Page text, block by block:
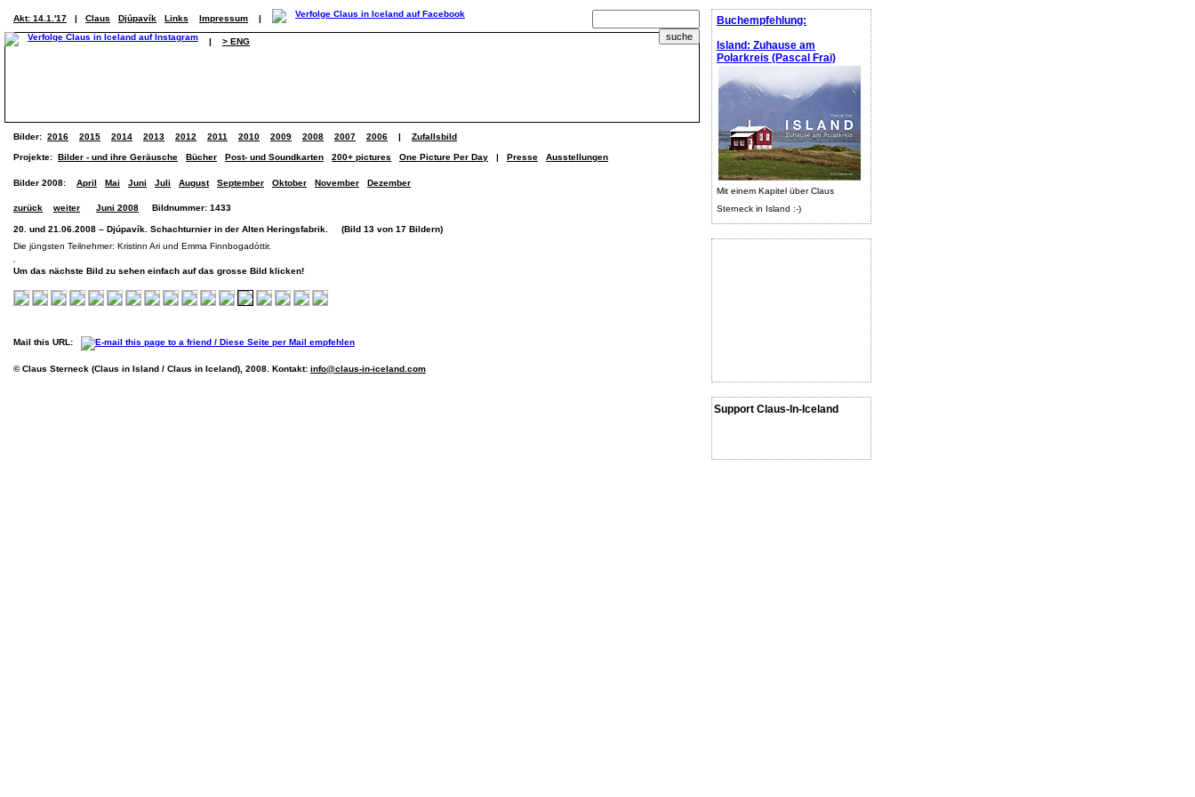
Buchempfehlung:
Island: Zuhause am
Polarkreis (Pascal Frai)
Mit einem Kapitel über Claus
Sterneck in Island :-)
Support Claus-In-Iceland
Akt: 14.1.'17 | Claus Djúpavík Links Impressum |
| > ENG
Bilder: 2016 2015 2014 2013 2012 2011 2010 2009 2008 2007 2006 | Zufallsbild
Projekte: Bilder - und ihre Geräusche Bücher Post- und Soundkarten 200+ pictures One Picture Per Day | Presse Ausstellungen
Bilder 2008: April Mai Juni Juli August September Oktober November Dezember
zurück weiter Juni 2008 Bildnummer: 1433
20. und 21.06.2008 – Djúpavík. Schachturnier in der Alten Heringsfabrik. (Bild 13 von 17 Bildern)
Die jüngsten Teilnehmer: Kristinn Ari und Emma Finnbogadóttir.
Um das nächste Bild zu sehen einfach auf das grosse Bild klicken!
Mail this URL:
© Claus Sterneck (Claus in Island / Claus in Iceland), 2008. Kontakt: info@claus-in-iceland.com